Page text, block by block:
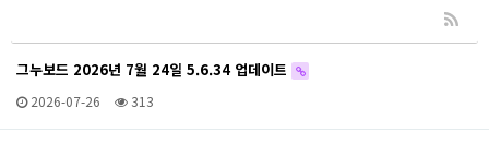
그누보드 2026년 7월 24일 5.6.34 업데이트
2026-07-26 313